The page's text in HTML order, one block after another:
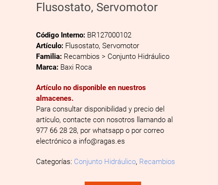
Flusostato, Servomotor
Código Interno: BR127000102
Artículo: Flusostato, Servomotor
Familia: Recambios > Conjunto Hidráulico
Marca: Baxi Roca
Artículo no disponible en nuestros
almacenes.
Para consultar disponibilidad y precio del
artículo, contacte con nosotros llamando al
977 66 28 28, por whatsapp o por correo
electrónico a info@ragas.es
Categorías: Conjunto Hidráulico, Recambios